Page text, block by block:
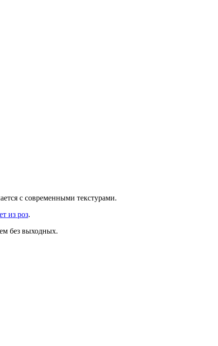
с современными текстурами.
из роз.
без выходных.